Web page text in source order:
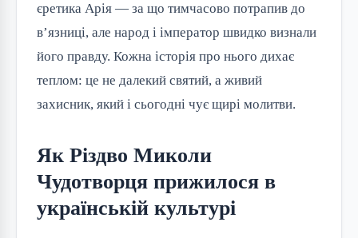
єретика Арія — за що тимчасово потрапив до
в’язниці, але народ і імператор швидко визнали
його правду. Кожна історія про нього дихає
теплом: це не далекий святий, а живий
захисник, який і сьогодні чує щирі молитви.
Як Різдво Миколи
Чудотворця прижилося в
українській культурі